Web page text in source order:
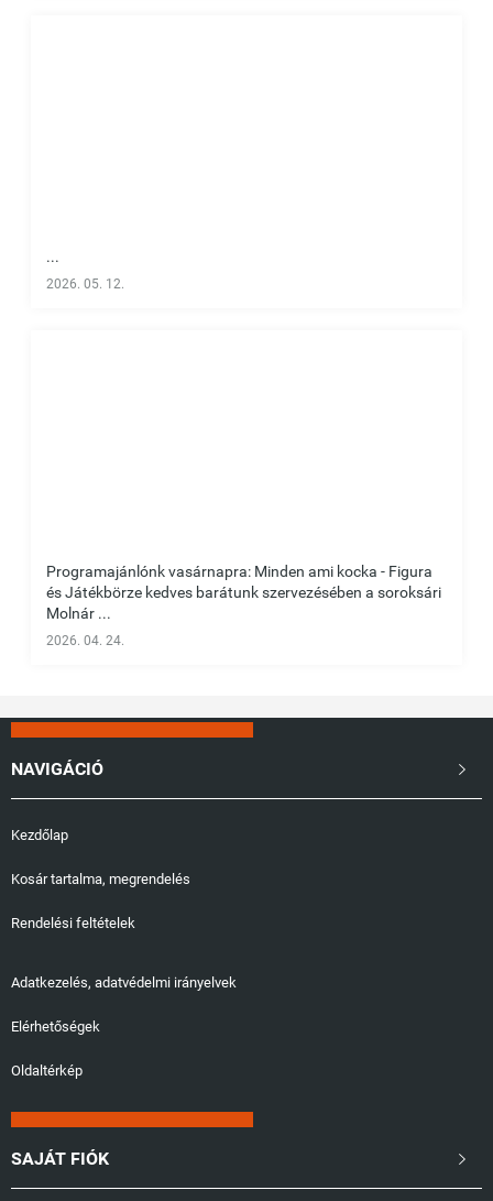
...
2026. 05. 12.
Programajánlónk vasárnapra: Minden ami kocka - Figura
és Játékbörze kedves barátunk szervezésében a soroksári
Molnár ...
2026. 04. 24.
NAVIGÁCIÓ 
Kezdőlap
Kosár tartalma, megrendelés
Rendelési feltételek
Adatkezelés, adatvédelmi irányelvek
Elérhetőségek
Oldaltérkép
SAJÁT FIÓK 